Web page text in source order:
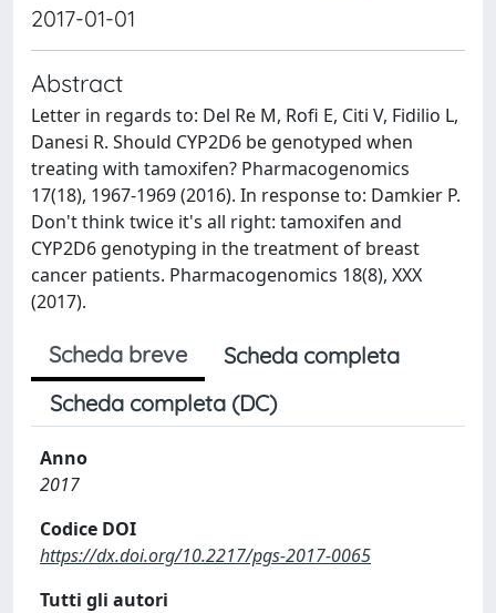
2017-01-01
Abstract
Letter in regards to: Del Re M, Rofi E, Citi V, Fidilio L,
Danesi R. Should CYP2D6 be genotyped when
treating with tamoxifen? Pharmacogenomics
17(18), 1967-1969 (2016). In response to: Damkier P.
Don't think twice it's all right: tamoxifen and
CYP2D6 genotyping in the treatment of breast
cancer patients. Pharmacogenomics 18(8), XXX
(2017).
Scheda breve
Scheda completa
Scheda completa (DC)
Anno
2017
Codice DOI
https://dx.doi.org/10.2217/pgs-2017-0065
Tutti gli autori